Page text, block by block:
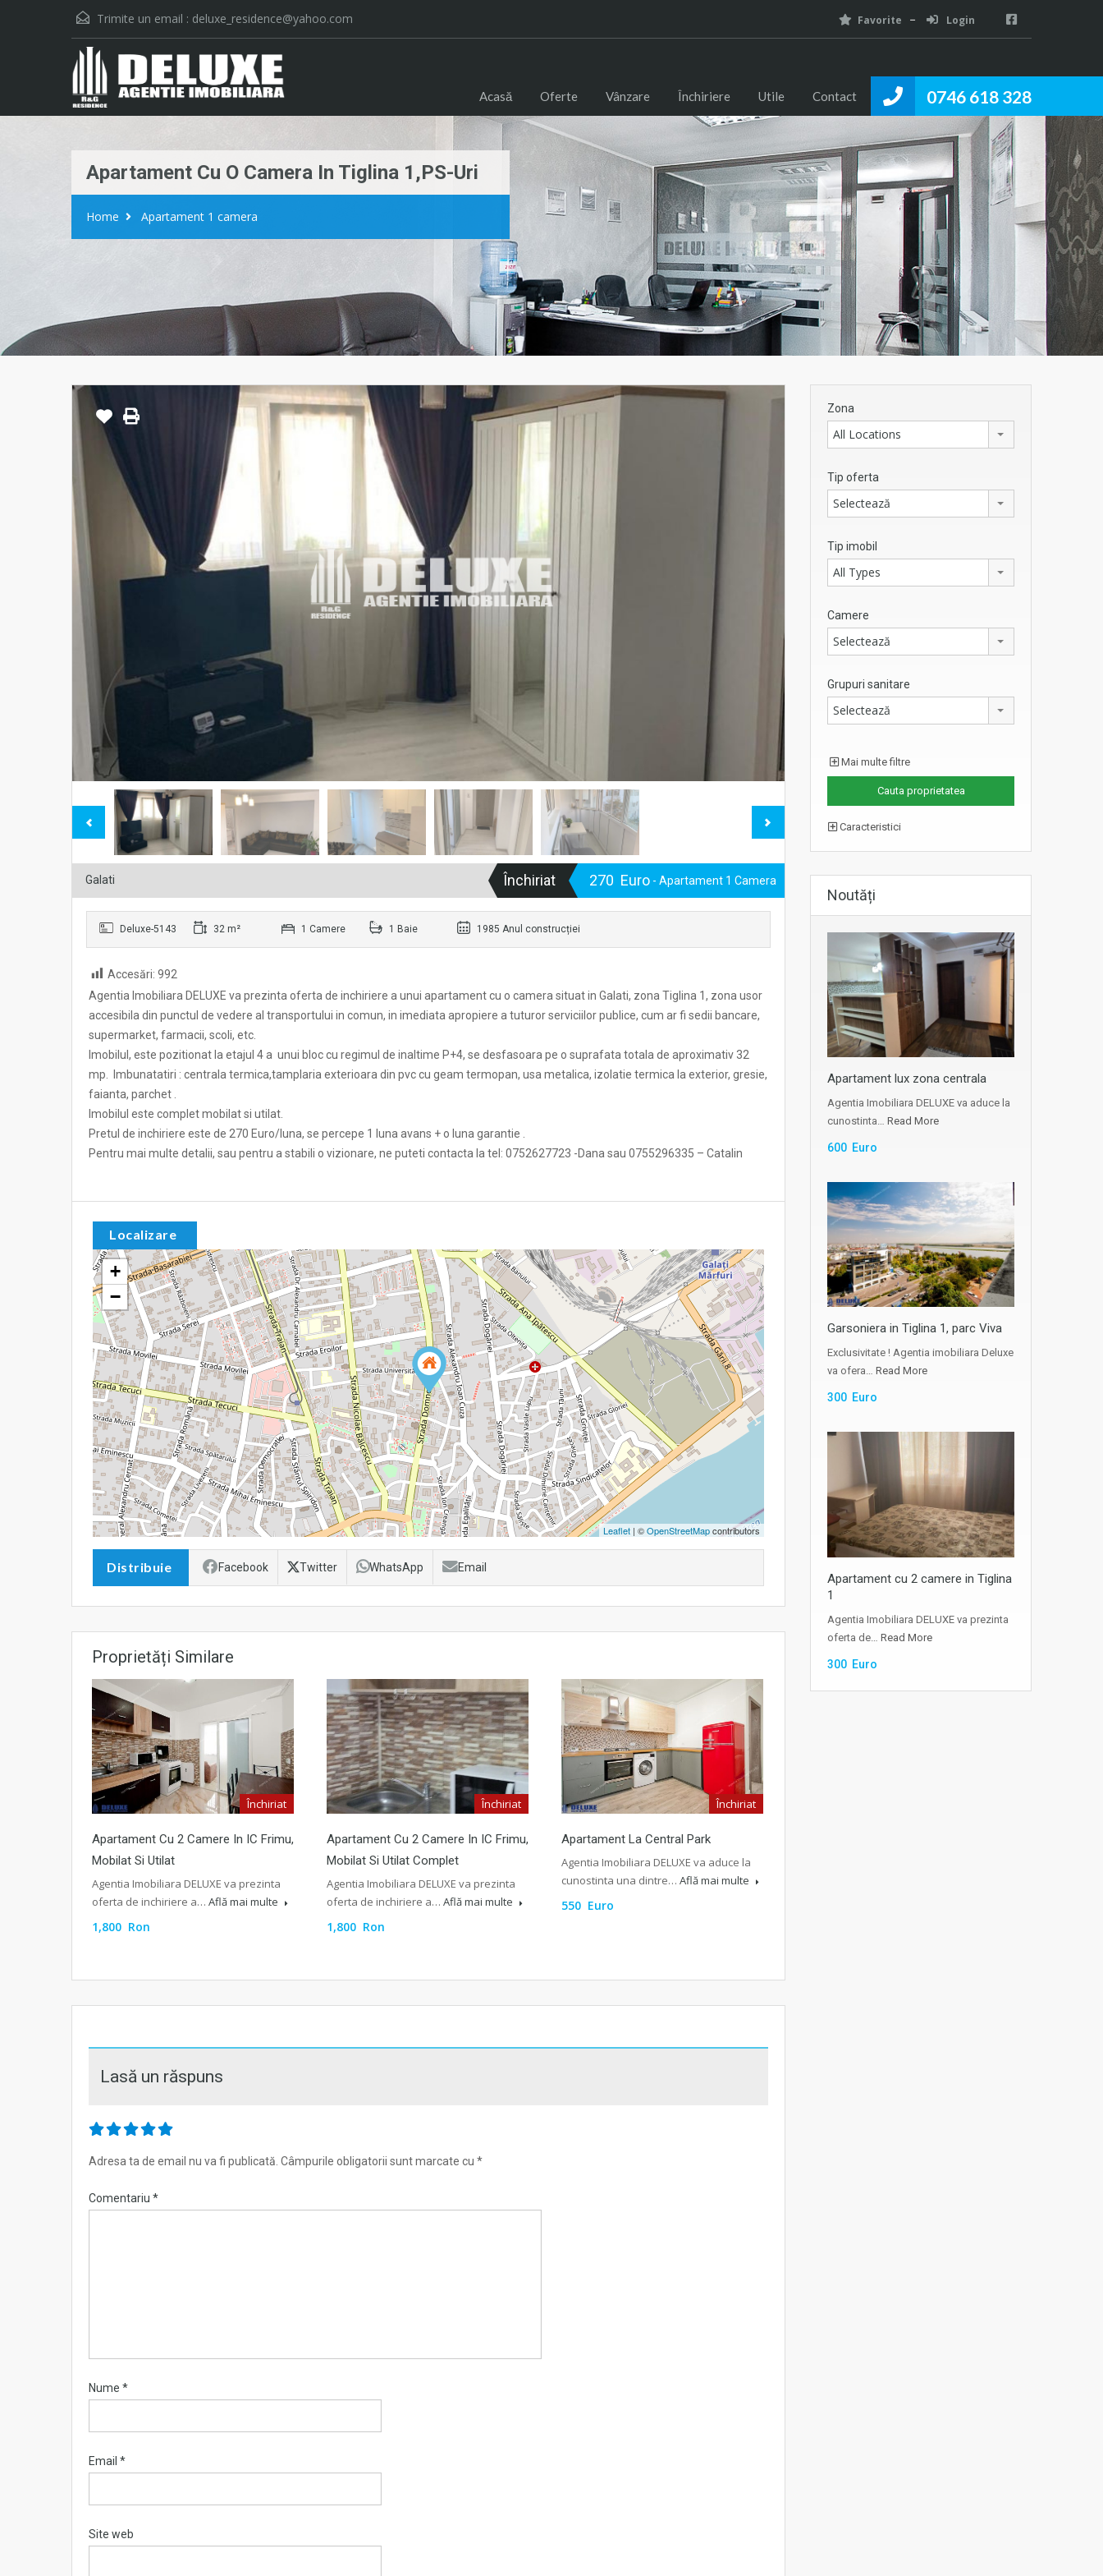
Trimite un email : deluxe_residence@yahoo.com Favorite Login
0746 618 328
Acasă Oferte Vânzare Închiriere Utile Contact
Apartament Cu O Camera In Tiglina 1,PS-Uri
Home Apartament 1 camera
Galati Închiriat 270 Euro - Apartament 1 Camera
Deluxe-5143 32 m² 1 Camere 1 Baie 1985 Anul construcției
Accesări: 992
Agentia Imobiliara DELUXE va prezinta oferta de inchiriere a unui apartament cu o camera situat in Galati, zona Tiglina 1, zona usor
accesibila din punctul de vedere al transportului in comun, in imediata apropiere a tuturor serviciilor publice, cum ar fi sedii bancare,
supermarket, farmacii, scoli, etc.
Imobilul, este pozitionat la etajul 4 a unui bloc cu regimul de inaltime P+4, se desfasoara pe o suprafata totala de aproximativ 32
mp. Imbunatatiri : centrala termica,tamplaria exterioara din pvc cu geam termopan, usa metalica, izolatie termica la exterior, gresie,
faianta, parchet .
Imobilul este complet mobilat si utilat.
Pretul de inchiriere este de 270 Euro/luna, se percepe 1 luna avans + o luna garantie .
Pentru mai multe detalii, sau pentru a stabili o vizionare, ne puteti contacta la tel: 0752627723 -Dana sau 0755296335 – Catalin
Localizare
+
−
Leaflet | ©OpenStreetMapcontributors
Distribuie Facebook Twitter WhatsApp Email
Proprietăți Similare
Închiriat
Apartament Cu 2 Camere In IC Frimu,
Mobilat Si Utilat
Agentia Imobiliara DELUXE va prezinta
oferta de inchiriere a… Află mai multe
1,800 Ron
Închiriat
Apartament Cu 2 Camere In IC Frimu,
Mobilat Si Utilat Complet
Agentia Imobiliara DELUXE va prezinta
oferta de inchiriere a… Află mai multe
1,800 Ron
Închiriat
Apartament La Central Park
Agentia Imobiliara DELUXE va aduce la
cunostinta una dintre… Află mai multe
550 Euro
Lasă un răspuns
Adresa ta de email nu va fi publicată. Câmpurile obligatorii sunt marcate cu *
Comentariu *
Nume *
Email *
Site web
Zona
All Locations
Tip oferta
Selectează
Tip imobil
All Types
Camere
Selectează
Grupuri sanitare
Selectează
Mai multe filtre
Caracteristici
Noutăți
Apartament lux zona centrala
Agentia Imobiliara DELUXE va aduce la
cunostinta… Read More
600 Euro
Garsoniera in Tiglina 1, parc Viva
Exclusivitate ! Agentia imobiliara Deluxe
va ofera… Read More
300 Euro
Apartament cu 2 camere in Tiglina
1
Agentia Imobiliara DELUXE va prezinta
oferta de… Read More
300 Euro